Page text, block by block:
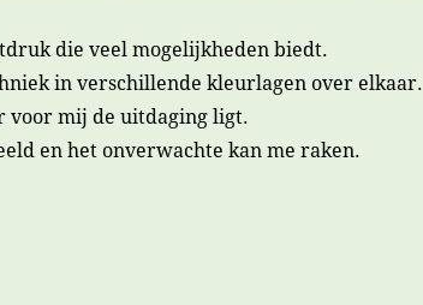
die veel mogelijkheden biedt.
in verschillende kleurlagen over elkaar.
voor mij de uitdaging ligt.
en het onverwachte kan me raken.